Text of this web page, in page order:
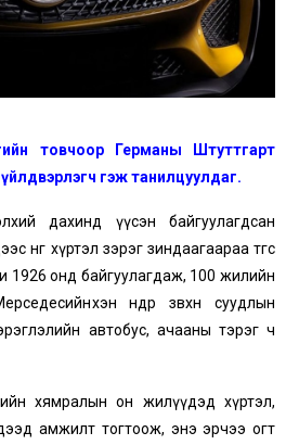
товчоор Германы Штуттгарт
гэж танилцуулдаг.
дахинд үүсэн байгуулагдсан
өнөөг хүртэл зэрэг зиндаагаараа төгс
1926 онд байгуулагдаж, 100 жилийн
өнөөдөр зөвхөн суудлын
автобус, ачааны тэрэг ч
хямралын он жилүүдэд хүртэл,
амжилт тогтоож, энэ эрчээ огт